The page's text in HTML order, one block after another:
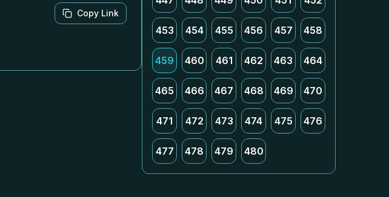
Copy Link
453 454 455 456 457 458
459 460 461 462 463 464
465 466 467 468 469 470
471 472 473 474 475 476
477 478 479 480